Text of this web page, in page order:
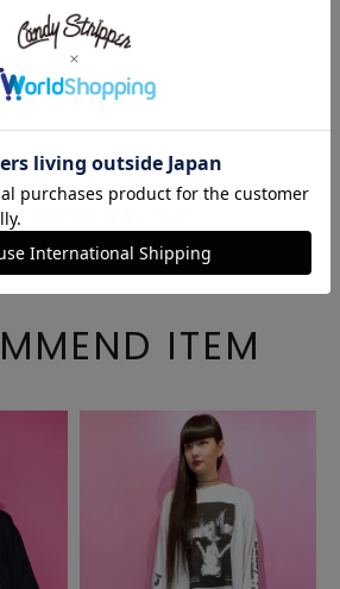
商品説明
サイズ・素材
のキャンセル・変更について
ITEM